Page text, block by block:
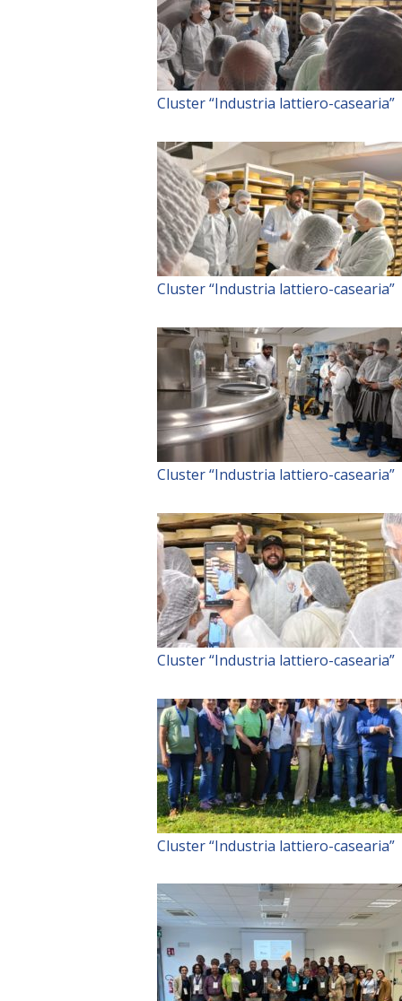
Cluster “Industria lattiero-casearia”
Cluster “Industria lattiero-casearia”
Cluster “Industria lattiero-casearia”
Cluster “Industria lattiero-casearia”
Cluster “Industria lattiero-casearia”